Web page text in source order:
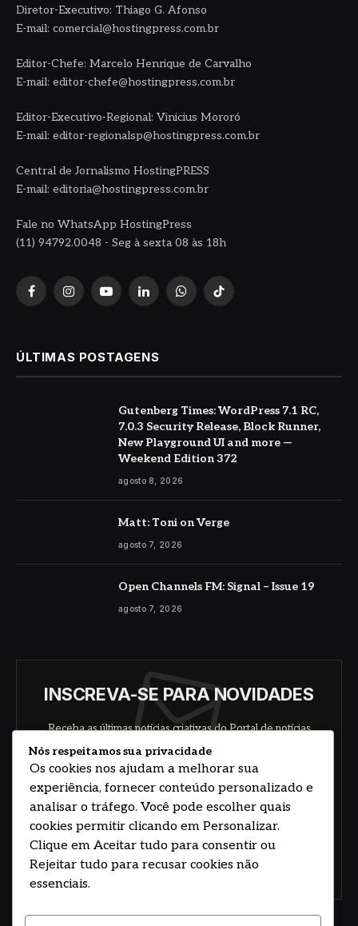
Diretor-Executivo: Thiago G. Afonso
E-mail: comercial@hostingpress.com.br
Editor-Chefe: Marcelo Henrique de Carvalho
E-mail: editor-chefe@hostingpress.com.br
Editor-Executivo-Regional: Vinicius Mororó
E-mail: editor-regionalsp@hostingpress.com.br
Central de Jornalismo HostingPRESS
E-mail: editoria@hostingpress.com.br
Fale no WhatsApp HostingPress
(11) 94792.0048 - Seg à sexta 08 às 18h
FacebookInstagramYouTubeLinkedInWhatsAppTikTok
ÚLTIMAS POSTAGENS
Gutenberg Times: WordPress 7.1 RC,
7.0.3 Security Release, Block Runner,
New Playground UI and more —
Weekend Edition 372
agosto 8, 2026
Matt: Toni on Verge
agosto 7, 2026
Open Channels FM: Signal – Issue 19
agosto 7, 2026
INSCREVA-SE PARA NOVIDADES
Receba as últimas notícias criativas do Portal de notícias
sobre arte, design e negócios.
Concorde com nossos termos e acordo de
Nós respeitamos sua privacidade
Os cookies nos ajudam a melhorar sua
experiência, fornecer conteúdo personalizado e
analisar o tráfego. Você pode escolher quais
cookies permitir clicando em Personalizar.
Clique em Aceitar tudo para consentir ou
Rejeitar tudo para recusar cookies não
essenciais.